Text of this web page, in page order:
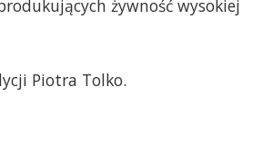
żywność wysokiej
Piotra Tolko.